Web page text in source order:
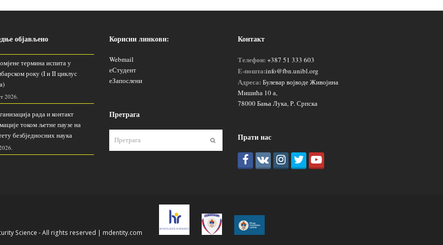
објављено
термина испита у
року (I и II циклус
2026.
рада и контакт
током љетне паузе на
безбједносних наука
Корисни линкови:
Webmail
еСтудент
еЗапослени
Претрага
Пошаљи
Контакт
Телефон: +387 51 333 603
Е-пошта:info@fbn.unibl.org
Адреса: Булевар војводе Живојина
Мишића 10 а,
78000 Бања Лука, Р. Српска
Прати нас
Science - All rights reserved | mdentity.com